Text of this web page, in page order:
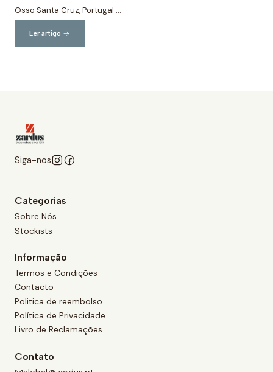
Osso Santa Cruz, Portugal ...
Ler artigo
Siga-nos
Categorias
Sobre Nós
Stockists
Informação
Termos e Condições
Contacto
Politica de reembolso
Política de Privacidade
Livro de Reclamações
Contato